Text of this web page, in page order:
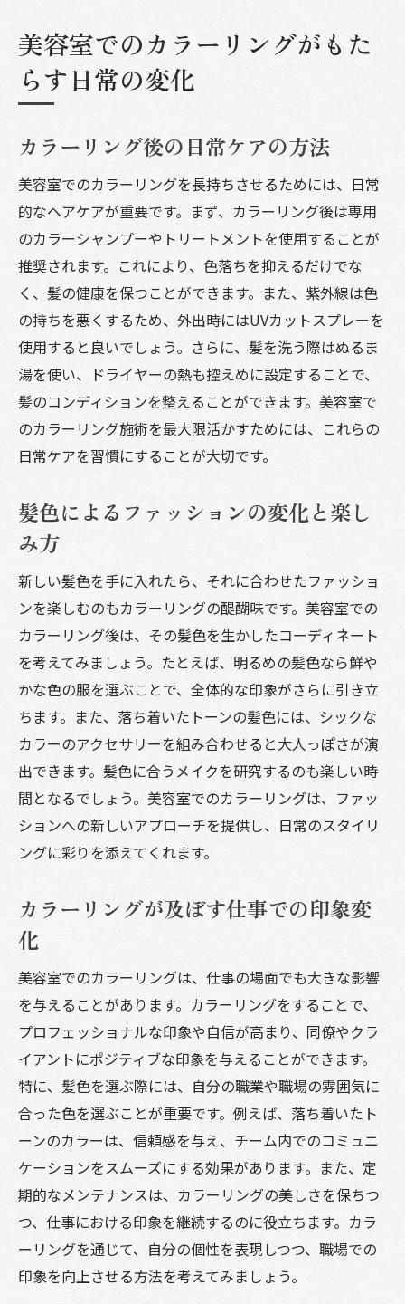
美容室でのカラーリングがもた
らす日常の変化
カラーリング後の日常ケアの方法
美容室でのカラーリングを長持ちさせるためには、日常
的なヘアケアが重要です。まず、カラーリング後は専用
のカラーシャンプーやトリートメントを使用することが
推奨されます。これにより、色落ちを抑えるだけでな
く、髪の健康を保つことができます。また、紫外線は色
の持ちを悪くするため、外出時にはUVカットスプレーを
使用すると良いでしょう。さらに、髪を洗う際はぬるま
湯を使い、ドライヤーの熱も控えめに設定することで、
髪のコンディションを整えることができます。美容室で
のカラーリング施術を最大限活かすためには、これらの
日常ケアを習慣にすることが大切です。
髪色によるファッションの変化と楽し
み方
新しい髪色を手に入れたら、それに合わせたファッショ
ンを楽しむのもカラーリングの醍醐味です。美容室での
カラーリング後は、その髪色を生かしたコーディネート
を考えてみましょう。たとえば、明るめの髪色なら鮮や
かな色の服を選ぶことで、全体的な印象がさらに引き立
ちます。また、落ち着いたトーンの髪色には、シックな
カラーのアクセサリーを組み合わせると大人っぽさが演
出できます。髪色に合うメイクを研究するのも楽しい時
間となるでしょう。美容室でのカラーリングは、ファッ
ションへの新しいアプローチを提供し、日常のスタイリ
ングに彩りを添えてくれます。
カラーリングが及ぼす仕事での印象変
化
美容室でのカラーリングは、仕事の場面でも大きな影響
を与えることがあります。カラーリングをすることで、
プロフェッショナルな印象や自信が高まり、同僚やクラ
イアントにポジティブな印象を与えることができます。
特に、髪色を選ぶ際には、自分の職業や職場の雰囲気に
合った色を選ぶことが重要です。例えば、落ち着いたト
ーンのカラーは、信頼感を与え、チーム内でのコミュニ
ケーションをスムーズにする効果があります。また、定
期的なメンテナンスは、カラーリングの美しさを保ちつ
つ、仕事における印象を継続するのに役立ちます。カラ
ーリングを通じて、自分の個性を表現しつつ、職場での
印象を向上させる方法を考えてみましょう。